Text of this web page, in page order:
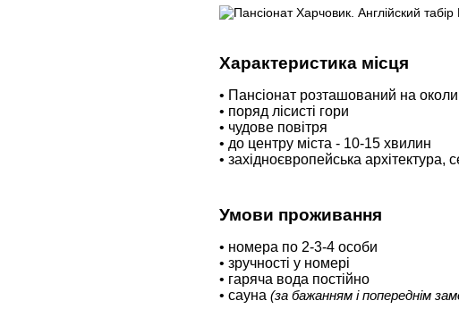
Характеристика місця
• Пансіонат розташований на
• поряд лісисті гори
• чудове повітря
• до центру міста - 10-15 хвилин
• західноєвропейська
Умови проживання
• номера по 2-3-4 особи
• зручності у номері
• гаряча вода постійно
• сауна (за бажанням і попереднім